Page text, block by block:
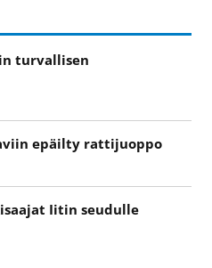
turvallisen
epäilty rattijuoppo
Iitin seudulle